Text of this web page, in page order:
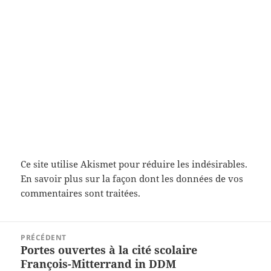
Ce site utilise Akismet pour réduire les indésirables.
En savoir plus sur la façon dont les données de vos
commentaires sont traitées.
l’article
PRÉCÉDENT
Article
précédent :
Portes ouvertes à la cité scolaire
François-Mitterrand in DDM